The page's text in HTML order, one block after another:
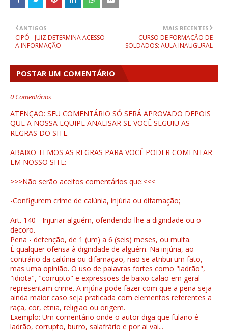
MAIS RECENTES
CURSO DE FORMAÇÃO DE
SOLDADOS: AULA INAUGURAL
ANTIGOS
CIPÓ - JUIZ DETERMINA ACESSO
A INFORMAÇÃO
POSTAR UM COMENTÁRIO
0 Comentários
ATENÇÃO: SEU COMENTÁRIO SÓ SERÁ APROVADO DEPOIS
QUE A NOSSA EQUIPE ANALISAR SE VOCÊ SEGUIU AS
REGRAS DO SITE.
ABAIXO TEMOS AS REGRAS PARA VOCÊ PODER COMENTAR
EM NOSSO SITE:
>>>Não serão aceitos comentários que:<<<
-Configurem crime de calúnia, injúria ou difamação;
Art. 140 - Injuriar alguém, ofendendo-lhe a dignidade ou o
decoro.
Pena - detenção, de 1 (um) a 6 (seis) meses, ou multa.
É qualquer ofensa à dignidade de alguém. Na injúria, ao
contrário da calúnia ou difamação, não se atribui um fato,
mas uma opinião. O uso de palavras fortes como "ladrão",
"idiota", "corrupto" e expressões de baixo calão em geral
representam crime. A injúria pode fazer com que a pena seja
ainda maior caso seja praticada com elementos referentes a
raça, cor, etnia, religião ou origem.
Exemplo: Um comentário onde o autor diga que fulano é
ladrão, corrupto, burro, salafrário e por ai vai...